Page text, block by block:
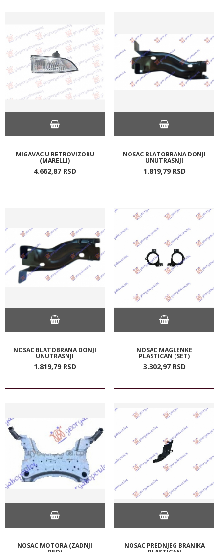
MIGAVAC U RETROVIZORU
(MARELLI)
4.662,87 RSD
NOSAC BLATOBRANA DONJI
UNUTRASNJI
1.819,79 RSD
NOSAC BLATOBRANA DONJI
UNUTRASNJI
1.819,79 RSD
NOSAC MAGLENKE
PLASTICAN (SET)
3.302,97 RSD
NOSAC MOTORA (ZADNJI NOSAC PREDNJEG BRANIKA